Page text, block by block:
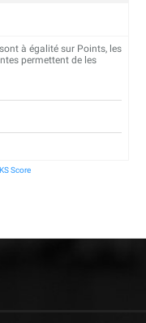
à égalité sur Points, les
permettent de les
Score